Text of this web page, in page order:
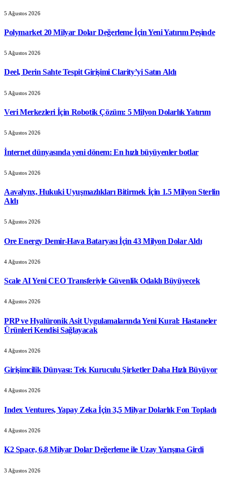
5 Ağustos 2026
Polymarket 20 Milyar Dolar Değerleme İçin Yeni Yatırım Peşinde
5 Ağustos 2026
Deel, Derin Sahte Tespit Girişimi Clarity’yi Satın Aldı
5 Ağustos 2026
Veri Merkezleri İçin Robotik Çözüm: 5 Milyon Dolarlık Yatırım
5 Ağustos 2026
İnternet dünyasında yeni dönem: En hızlı büyüyenler botlar
5 Ağustos 2026
Aavalynx, Hukuki Uyuşmazlıkları Bitirmek İçin 1.5 Milyon Sterlin
Aldı
5 Ağustos 2026
Ore Energy Demir-Hava Bataryası İçin 43 Milyon Dolar Aldı
4 Ağustos 2026
Scale AI Yeni CEO Transferiyle Güvenlik Odaklı Büyüyecek
4 Ağustos 2026
PRP ve Hyalüronik Asit Uygulamalarında Yeni Kural: Hastaneler
Ürünleri Kendisi Sağlayacak
4 Ağustos 2026
Girişimcilik Dünyası: Tek Kuruculu Şirketler Daha Hızlı Büyüyor
4 Ağustos 2026
Index Ventures, Yapay Zeka İçin 3,5 Milyar Dolarlık Fon Topladı
4 Ağustos 2026
K2 Space, 6.8 Milyar Dolar Değerleme ile Uzay Yarışına Girdi
3 Ağustos 2026